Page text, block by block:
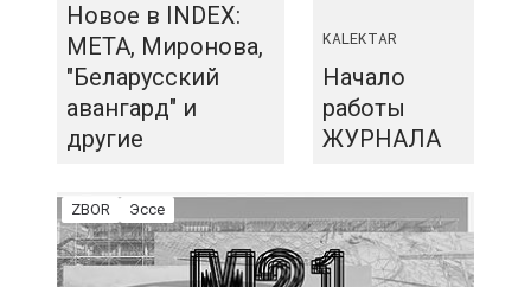
Новое в INDEX:
МЕТА, Миронова,
"Беларусский
авангард" и
другие
KALEKTAR
Начало
работы
ЖУРНАЛА
ZBOR Эссе